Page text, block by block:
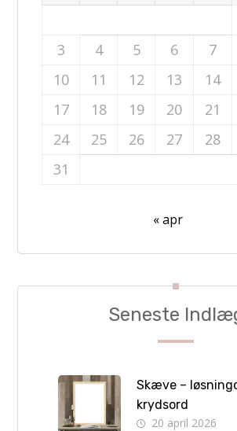
3
4 5 6 7
10
11 12 13 14
17
18 19 20 21
24
25 26 27 28
31
« apr
Seneste
Skæve –
krydsord
20 april 2026